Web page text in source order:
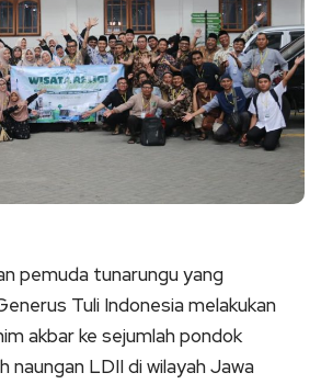
pemuda tunarungu yang
Tuli Indonesia melakukan
akbar ke sejumlah pondok
naungan LDII di wilayah Jawa